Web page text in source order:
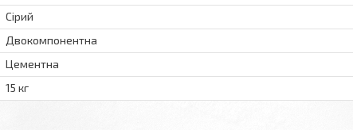
Сірий
Двокомпонентна
Цементна
15 кг